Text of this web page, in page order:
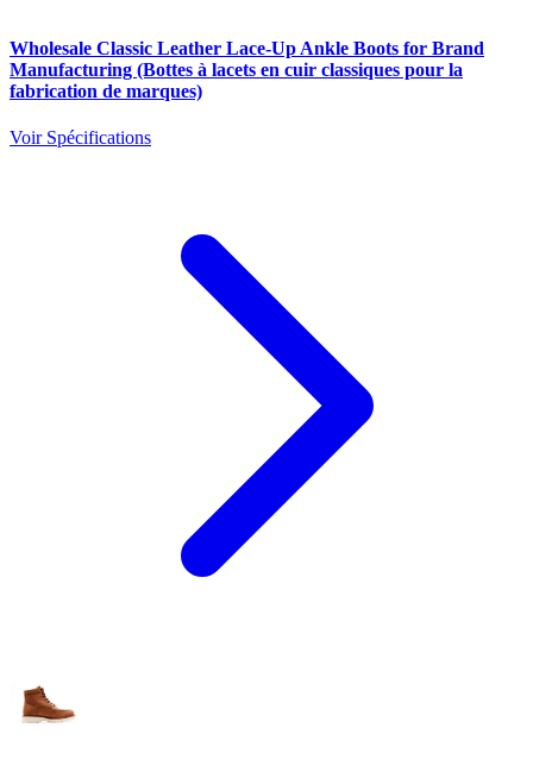
Wholesale Classic Leather Lace-Up Ankle Boots for Brand
Manufacturing (Bottes à lacets en cuir classiques pour la
fabrication de marques)
Voir Spécifications